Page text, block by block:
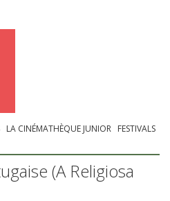
LA CINÉMATHÈQUE JUNIOR FESTIVALS
(A Religiosa